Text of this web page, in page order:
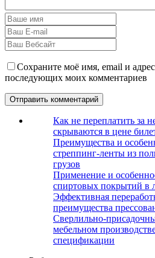
Сохраните моё имя, email и
последующих моих комментариев
Как не переплатить за
скрываются в цене
Преимущества и
стреппинг-ленты из
грузов
Применение и
спиртовых покрытий в
Эффективная
преимущества
Сверлильно-
мебельном
спецификации